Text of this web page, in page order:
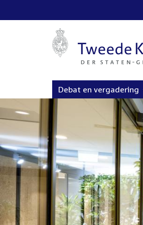
Debat en vergadering